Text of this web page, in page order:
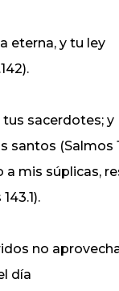
eterna, y tu ley
sacerdotes; y
(Salmos
a mis súplicas,
no
día